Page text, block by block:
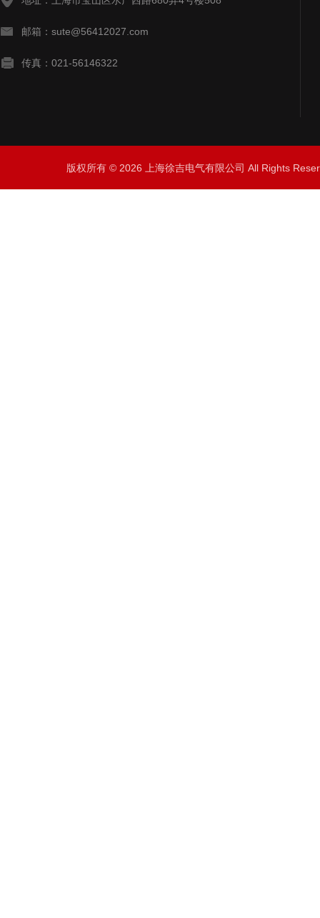
邮箱：sute@56412027.com
传真：021-56146322
版权所有 © 2026 上海徐吉电气有限公司 All Rights